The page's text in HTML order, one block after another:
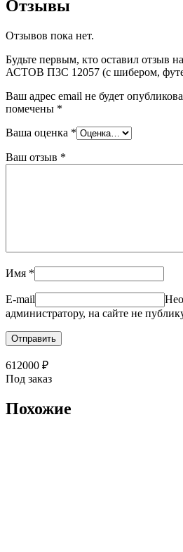
Отзывы
Отзывов пока нет.
Будьте первым, кто оставил
АСТОВ П3С 12057 (с шибером,
Ваш адрес email не будет
помечены *
Ваша оценка *
Ваш отзыв *
Имя *
E-mail
администратору, на сайте не
612000 ₽
Под заказ
Похожие